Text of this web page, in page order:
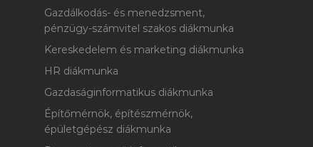
Gazdálkodás- és menedzsment,
pénzügy-számvitel szakos diákmunka
Kereskedelem és marketing diákmunka
HR diákmunka
Gazdaságinformatikus diákmunka
Építőmérnök, építészmérnök,
épületgépész diákmunka